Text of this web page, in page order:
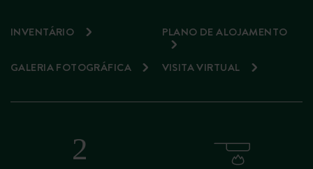
INVENTÁRIO PLANO DE ALOJAMENTO
GALERIA FOTOGRÁFICA VISITA VIRTUAL